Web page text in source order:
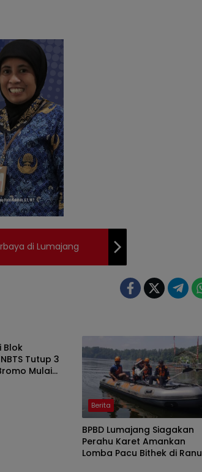
di Lumajang
Blok
Tutup 3
Mulai
Berita
BPBD Lumajang Siagakan
Perahu Karet Amankan
Lomba Pacu Bithek di Ranu